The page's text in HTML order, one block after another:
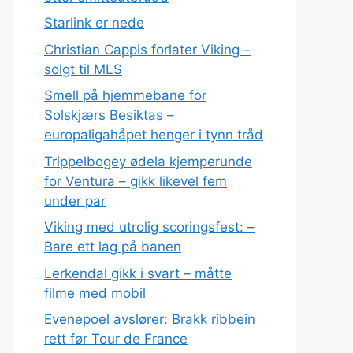
Starlink er nede
Christian Cappis forlater Viking –
solgt til MLS
Smell på hjemmebane for
Solskjærs Besiktas –
europaligahåpet henger i tynn tråd
Trippelbogey ødela kjemperunde
for Ventura – gikk likevel fem
under par
Viking med utrolig scoringsfest: –
Bare ett lag på banen
Lerkendal gikk i svart – måtte
filme med mobil
Evenepoel avslører: Brakk ribbein
rett før Tour de France